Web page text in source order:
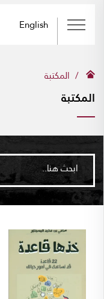
English
المكتبة
المكتبة
ابحث هنا..